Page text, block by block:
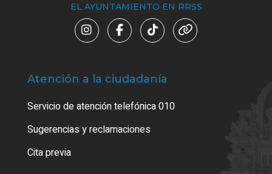
EL AYUNTAMIENTO EN RRSS
Atención a la ciudadanía
Servicio de atención telefónica 010
Sugerencias y reclamaciones
Cita previa